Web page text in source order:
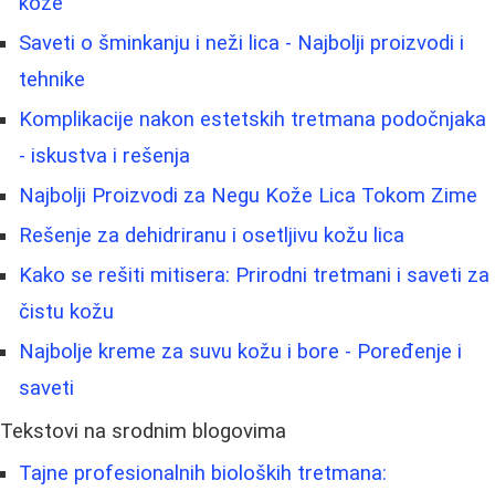
Saveti o šminkanju i neži lica - Najbolji proizvodi i
tehnike
Komplikacije nakon estetskih tretmana podočnjaka
- iskustva i rešenja
Najbolji Proizvodi za Negu Kože Lica Tokom Zime
Rešenje za dehidriranu i osetljivu kožu lica
Kako se rešiti mitisera: Prirodni tretmani i saveti za
čistu kožu
Najbolje kreme za suvu kožu i bore - Poređenje i
saveti
Tekstovi na srodnim blogovima
Tajne profesionalnih bioloških tretmana: